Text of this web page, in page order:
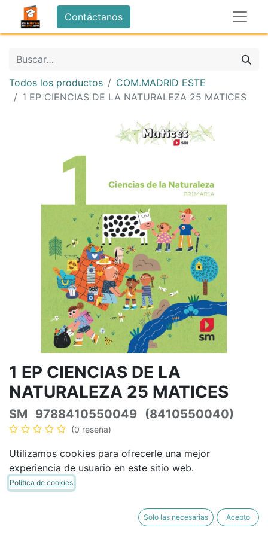
Contáctanos
Todos los productos
COM.MADRID ESTE
1 EP CIENCIAS DE LA NATURALEZA 25 MATICES
1 EP CIENCIAS DE LA
NATURALEZA 25 MATICES
SM 9788410550049 (8410550040)
(0 reseña)
38,90€ 45,76€ IVA Incluido
COMPRAR AHORA
Utilizamos cookies para ofrecerle una mejor
experiencia de usuario en este sitio web.
Política de cookies
Solo las necesarias Acepto